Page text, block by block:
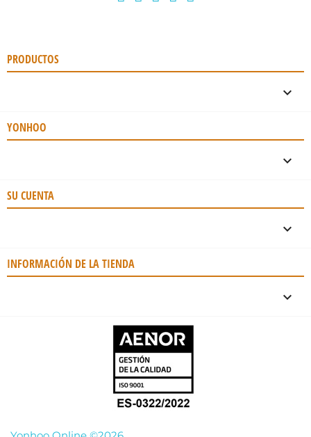
PRODUCTOS

YONHOO

SU CUENTA

INFORMACIÓN DE LA TIENDA
keyboard_arrow_down